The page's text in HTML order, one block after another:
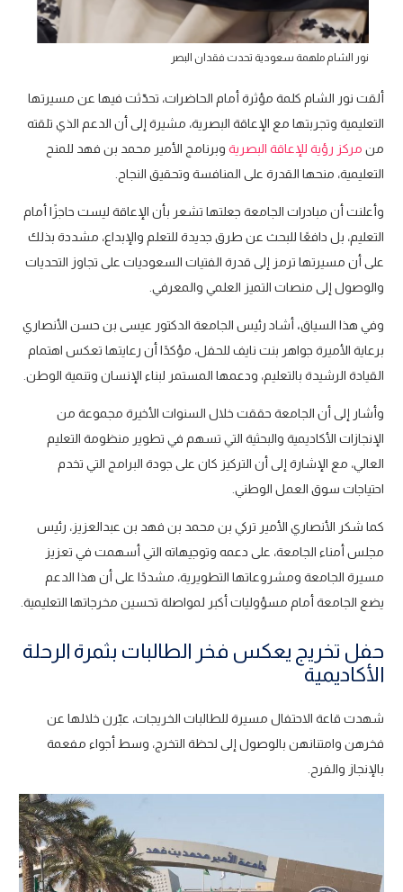
نور الشام ملهمة سعودية تحدت فقدان البصر
ألقت نور الشام كلمة مؤثرة أمام الحاضرات، تحدّثت فيها عن مسيرتها
التعليمية وتجربتها مع الإعاقة البصرية، مشيرة إلى أن الدعم الذي تلقته
من مركز رؤية للإعاقة البصرية وبرنامج الأمير محمد بن فهد للمنح
التعليمية، منحها القدرة على المنافسة وتحقيق النجاح.
وأعلنت أن مبادرات الجامعة جعلتها تشعر بأن الإعاقة ليست حاجزًا أمام
التعليم، بل دافعًا للبحث عن طرق جديدة للتعلم والإبداع، مشددة بذلك
على أن مسيرتها ترمز إلى قدرة الفتيات السعوديات على تجاوز التحديات
والوصول إلى منصات التميز العلمي والمعرفي.
وفي هذا السياق، أشاد رئيس الجامعة الدكتور عيسى بن حسن الأنصاري
برعاية الأميرة جواهر بنت نايف للحفل، مؤكدًا أن رعايتها تعكس اهتمام
القيادة الرشيدة بالتعليم، ودعمها المستمر لبناء الإنسان وتنمية الوطن.
وأشار إلى أن الجامعة حققت خلال السنوات الأخيرة مجموعة من
الإنجازات الأكاديمية والبحثية التي تسهم في تطوير منظومة التعليم
العالي، مع الإشارة إلى أن التركيز كان على جودة البرامج التي تخدم
احتياجات سوق العمل الوطني.
كما شكر الأنصاري الأمير تركي بن محمد بن فهد بن عبدالعزيز، رئيس
مجلس أمناء الجامعة، على دعمه وتوجيهاته التي أسهمت في تعزيز
مسيرة الجامعة ومشروعاتها التطويرية، مشددًا على أن هذا الدعم
يضع الجامعة أمام مسؤوليات أكبر لمواصلة تحسين مخرجاتها التعليمية.
حفل تخريج يعكس فخر الطالبات بثمرة الرحلة
الأكاديمية
شهدت قاعة الاحتفال مسيرة للطالبات الخريجات، عبّرن خلالها عن
فخرهن وامتنانهن بالوصول إلى لحظة التخرج، وسط أجواء مفعمة
بالإنجاز والفرح.